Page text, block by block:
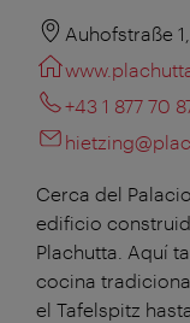
Auhofstraße
+43 1 877 70
Cerca del
edificio
Plachutta. Aquí
cocina
el Tafelspitz